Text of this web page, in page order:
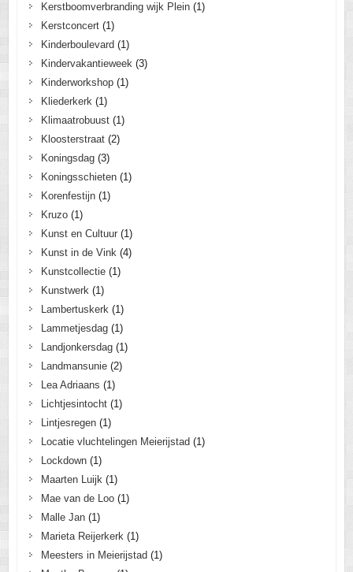
Kerstboomverbranding wijk Plein(1)
Kerstconcert(1)
Kinderboulevard (1)
Kindervakantieweek(3)
Kinderworkshop(1)
Kliederkerk(1)
Klimaatrobuust(1)
Kloosterstraat(2)
Koningsdag(3)
Koningsschieten(1)
Korenfestijn(1)
Kruzo(1)
Kunst en Cultuur(1)
Kunst in de Vink(4)
Kunstcollectie(1)
Kunstwerk(1)
Lambertuskerk(1)
Lammetjesdag(1)
Landjonkersdag(1)
Landmansunie(2)
Lea Adriaans (1)
Lichtjesintocht(1)
Lintjesregen(1)
Locatie vluchtelingen Meierijstad (1)
Lockdown(1)
Maarten Luijk(1)
Mae van de Loo(1)
Malle Jan(1)
Marieta Reijerkerk(1)
Meesters in Meierijstad (1)